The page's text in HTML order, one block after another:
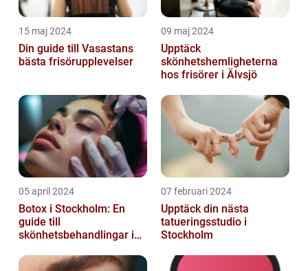
15 maj 2024
Din guide till Vasastans
bästa frisörupplevelser
09 maj 2024
Upptäck
skönhetshemligheterna
hos frisörer i Älvsjö
05 april 2024
Botox i Stockholm: En
guide till
skönhetsbehandlingar i
07 februari 2024
Upptäck din nästa
tatueringsstudio i
Stockholm